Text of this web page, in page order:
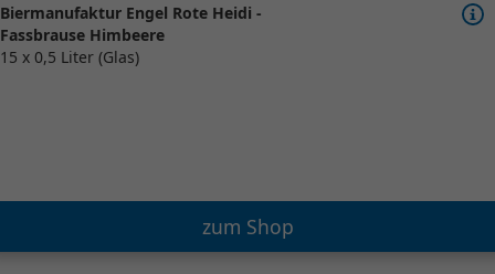
Biermanufaktur Engel Rote Heidi -
Fassbrause Himbeere
15 x 0,5 Liter (Glas)
zum Shop